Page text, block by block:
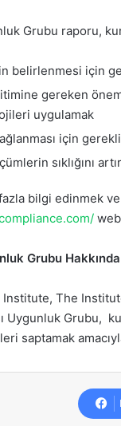
Grubu raporu,
belirlenmesi için
gereken
uygulamak
için
sıklığını
bilgi edinmek
Grubu Hakkında
The
Uygunluk Grubu,
saptamak